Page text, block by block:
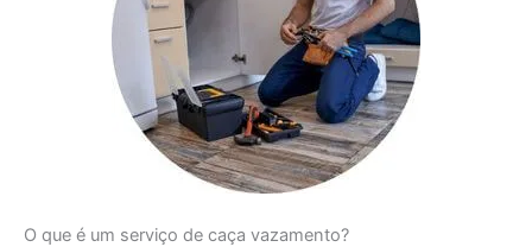
O que é um serviço de caça vazamento?